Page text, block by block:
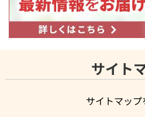
サイト
サイトマッ